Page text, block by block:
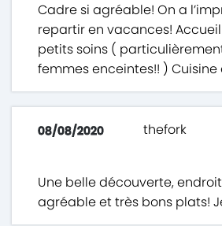
Cadre si agréable! On a
repartir en vacances!
petits soins (
femmes enceintes!! )
08/08/2020 thefork
Une belle découverte,
agréable et très bons plats!